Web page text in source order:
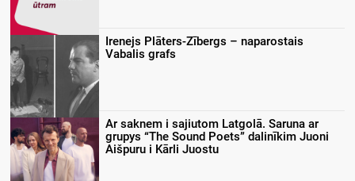
Irenejs Plāters-Zībergs – naparostais
Vabalis grafs
Ar saknem i sajiutom Latgolā. Saruna ar
grupys “The Sound Poets” dalinīkim Juoni
Aišpuru i Kārli Juostu